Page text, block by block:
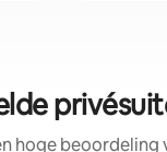
hoge